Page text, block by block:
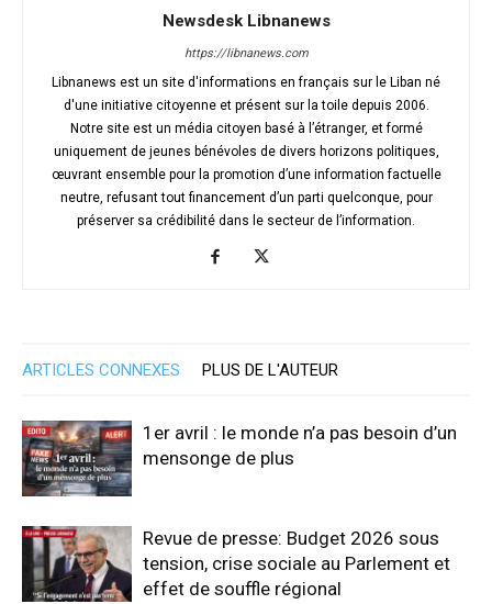
Newsdesk Libnanews
https://libnanews.com
Libnanews est un site d'informations en français sur le Liban né
d'une initiative citoyenne et présent sur la toile depuis 2006.
Notre site est un média citoyen basé à l’étranger, et formé
uniquement de jeunes bénévoles de divers horizons politiques,
œuvrant ensemble pour la promotion d’une information factuelle
neutre, refusant tout financement d’un parti quelconque, pour
préserver sa crédibilité dans le secteur de l’information.
ARTICLES CONNEXES PLUS DE L'AUTEUR
1er avril : le monde n’a pas besoin d’un
mensonge de plus
Revue de presse: Budget 2026 sous
tension, crise sociale au Parlement et
effet de souffle régional